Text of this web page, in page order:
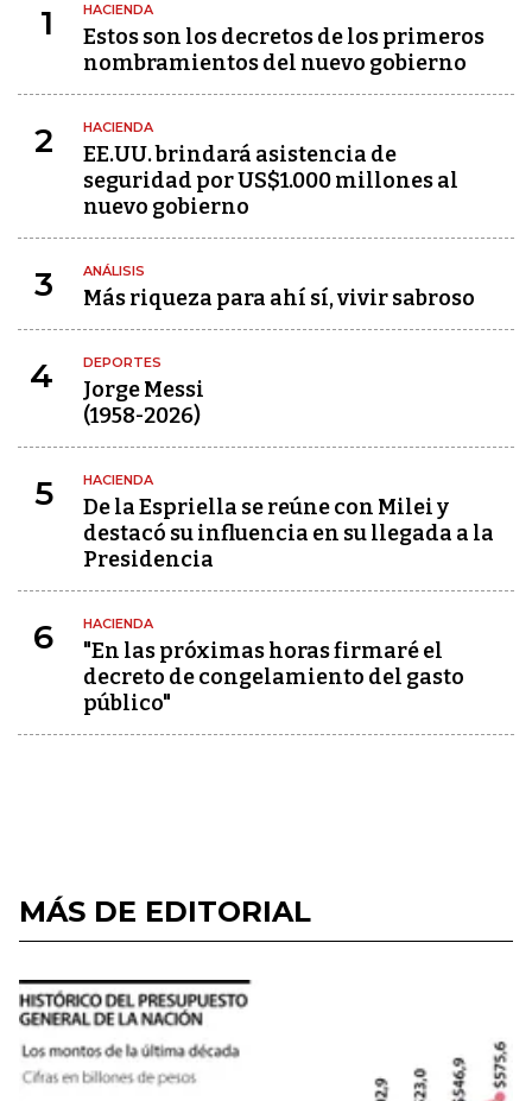
1 HACIENDA
Estos son los decretos de los primeros
nombramientos del nuevo gobierno
2 HACIENDA
EE.UU. brindará asistencia de
seguridad por US$1.000 millones al
nuevo gobierno
3 ANÁLISIS
Más riqueza para ahí sí, vivir sabroso
4 DEPORTES
Jorge Messi
(1958-2026)
5 HACIENDA
De la Espriella se reúne con Milei y
destacó su influencia en su llegada a la
Presidencia
6 HACIENDA
"En las próximas horas firmaré el
decreto de congelamiento del gasto
público"
MÁS DE EDITORIAL